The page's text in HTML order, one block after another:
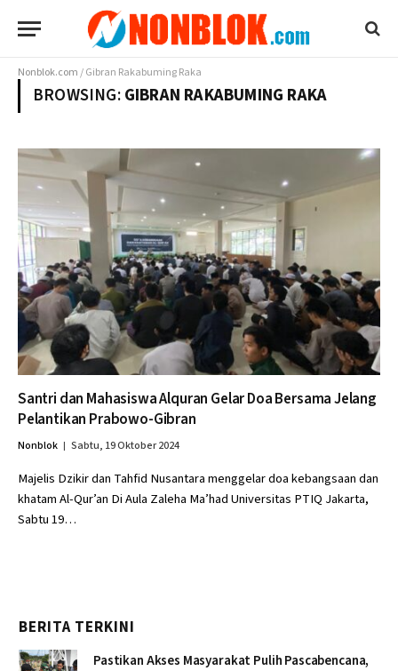
Nonblok.com/Gibran Rakabuming Raka
BROWSING:GIBRAN RAKABUMING RAKA
Santri dan Mahasiswa Alquran Gelar Doa Bersama Jelang
Pelantikan Prabowo-Gibran
Nonblok Sabtu, 19 Oktober 2024
Majelis Dzikir dan Tahfid Nusantara menggelar doa kebangsaan dan
khatam Al-Qur’an Di Aula Zaleha Ma’had Universitas PTIQ Jakarta,
Sabtu 19…
BERITA TERKINI
Pastikan Akses Masyarakat Pulih Pascabencana,